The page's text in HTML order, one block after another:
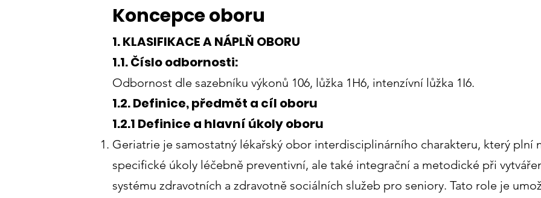
Koncepce oboru
1. KLASIFIKACE A NÁPLŇ OBORU
1.1. Číslo odbornosti:
Odbornost dle sazebníku výkonů 106, lůžka 1H6, intenzívní lůžka 1I6.
1.2. Definice, předmět a cíl oboru
1.2.1 Definice a hlavní úkoly oboru
Geriatrie je samostatný lékařský obor interdisciplinárního charakteru, který plní
specifické úkoly léčebně preventivní, ale také integrační a metodické při
systému zdravotních a zdravotně sociálních služeb pro seniory. Tato role je